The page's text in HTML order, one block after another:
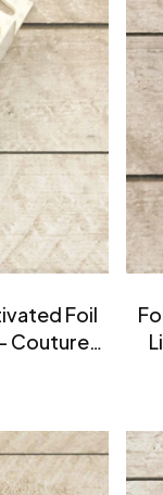
Foil
Couture